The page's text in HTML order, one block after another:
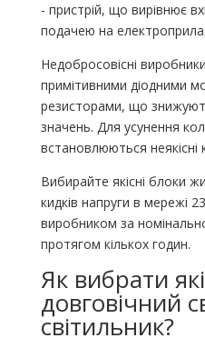
- пристрій, що вирівнює
подачею на
Недобросовісні
примітивними діодними
резисторами, що
значень. Для усунення
встановлюються неякісні
Вибирайте якісні блоки
кидків напруги в мережі
виробником за
протягом кількох годин.
Як вибрати
довговічний
світильник?